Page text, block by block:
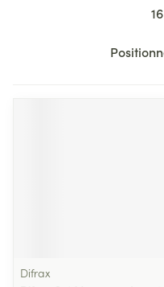
16
Trier par:
Difrax